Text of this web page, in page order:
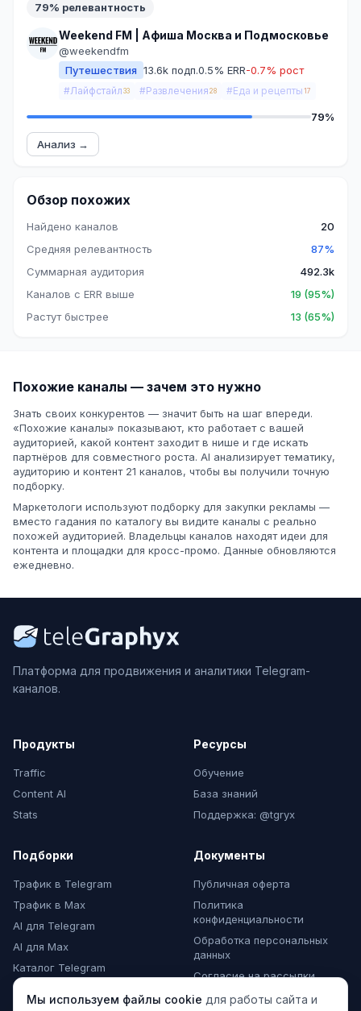
79% релевантность
Weekend FM | Афиша Москва и Подмосковье
@weekendfm
Путешествия 13.6k подп.0.5% ERR-0.7% рост
#Лайфстайл 33 #Развлечения 28 #Еда и рецепты 17
79%
Анализ →
Обзор похожих
Найдено каналов
20
Средняя релевантность
87%
Суммарная аудитория
492.3k
Каналов с ERR выше
19 (95%)
Растут быстрее
13 (65%)
Похожие каналы — зачем это нужно
Знать своих конкурентов — значит быть на шаг впереди.
«Похожие каналы» показывают, кто работает с вашей
аудиторией, какой контент заходит в нише и где искать
партнёров для совместного роста. AI анализирует тематику,
аудиторию и контент 21 каналов, чтобы вы получили точную
подборку.
Маркетологи используют подборку для закупки рекламы —
вместо гадания по каталогу вы видите каналы с реально
похожей аудиторией. Владельцы каналов находят идеи для
контента и площадки для кросс-промо. Данные обновляются
ежедневно.
Платформа для продвижения и аналитики Telegram-
каналов.
Продукты
Traffic
Content AI
Stats
Ресурсы
Обучение
База знаний
Поддержка: @tgryx
Подборки
Трафик в Telegram
Трафик в Max
AI для Telegram
AI для Max
Каталог Telegram
Каталог Max
Документы
Публичная оферта
Политика
конфиденциальности
Обработка персональных
данных
Согласие на рассылки
Мы используем файлы cookie для работы сайта и